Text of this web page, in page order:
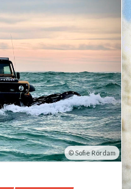
Sofie Rördam